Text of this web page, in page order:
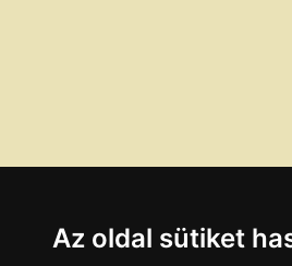
Az oldal sütiket